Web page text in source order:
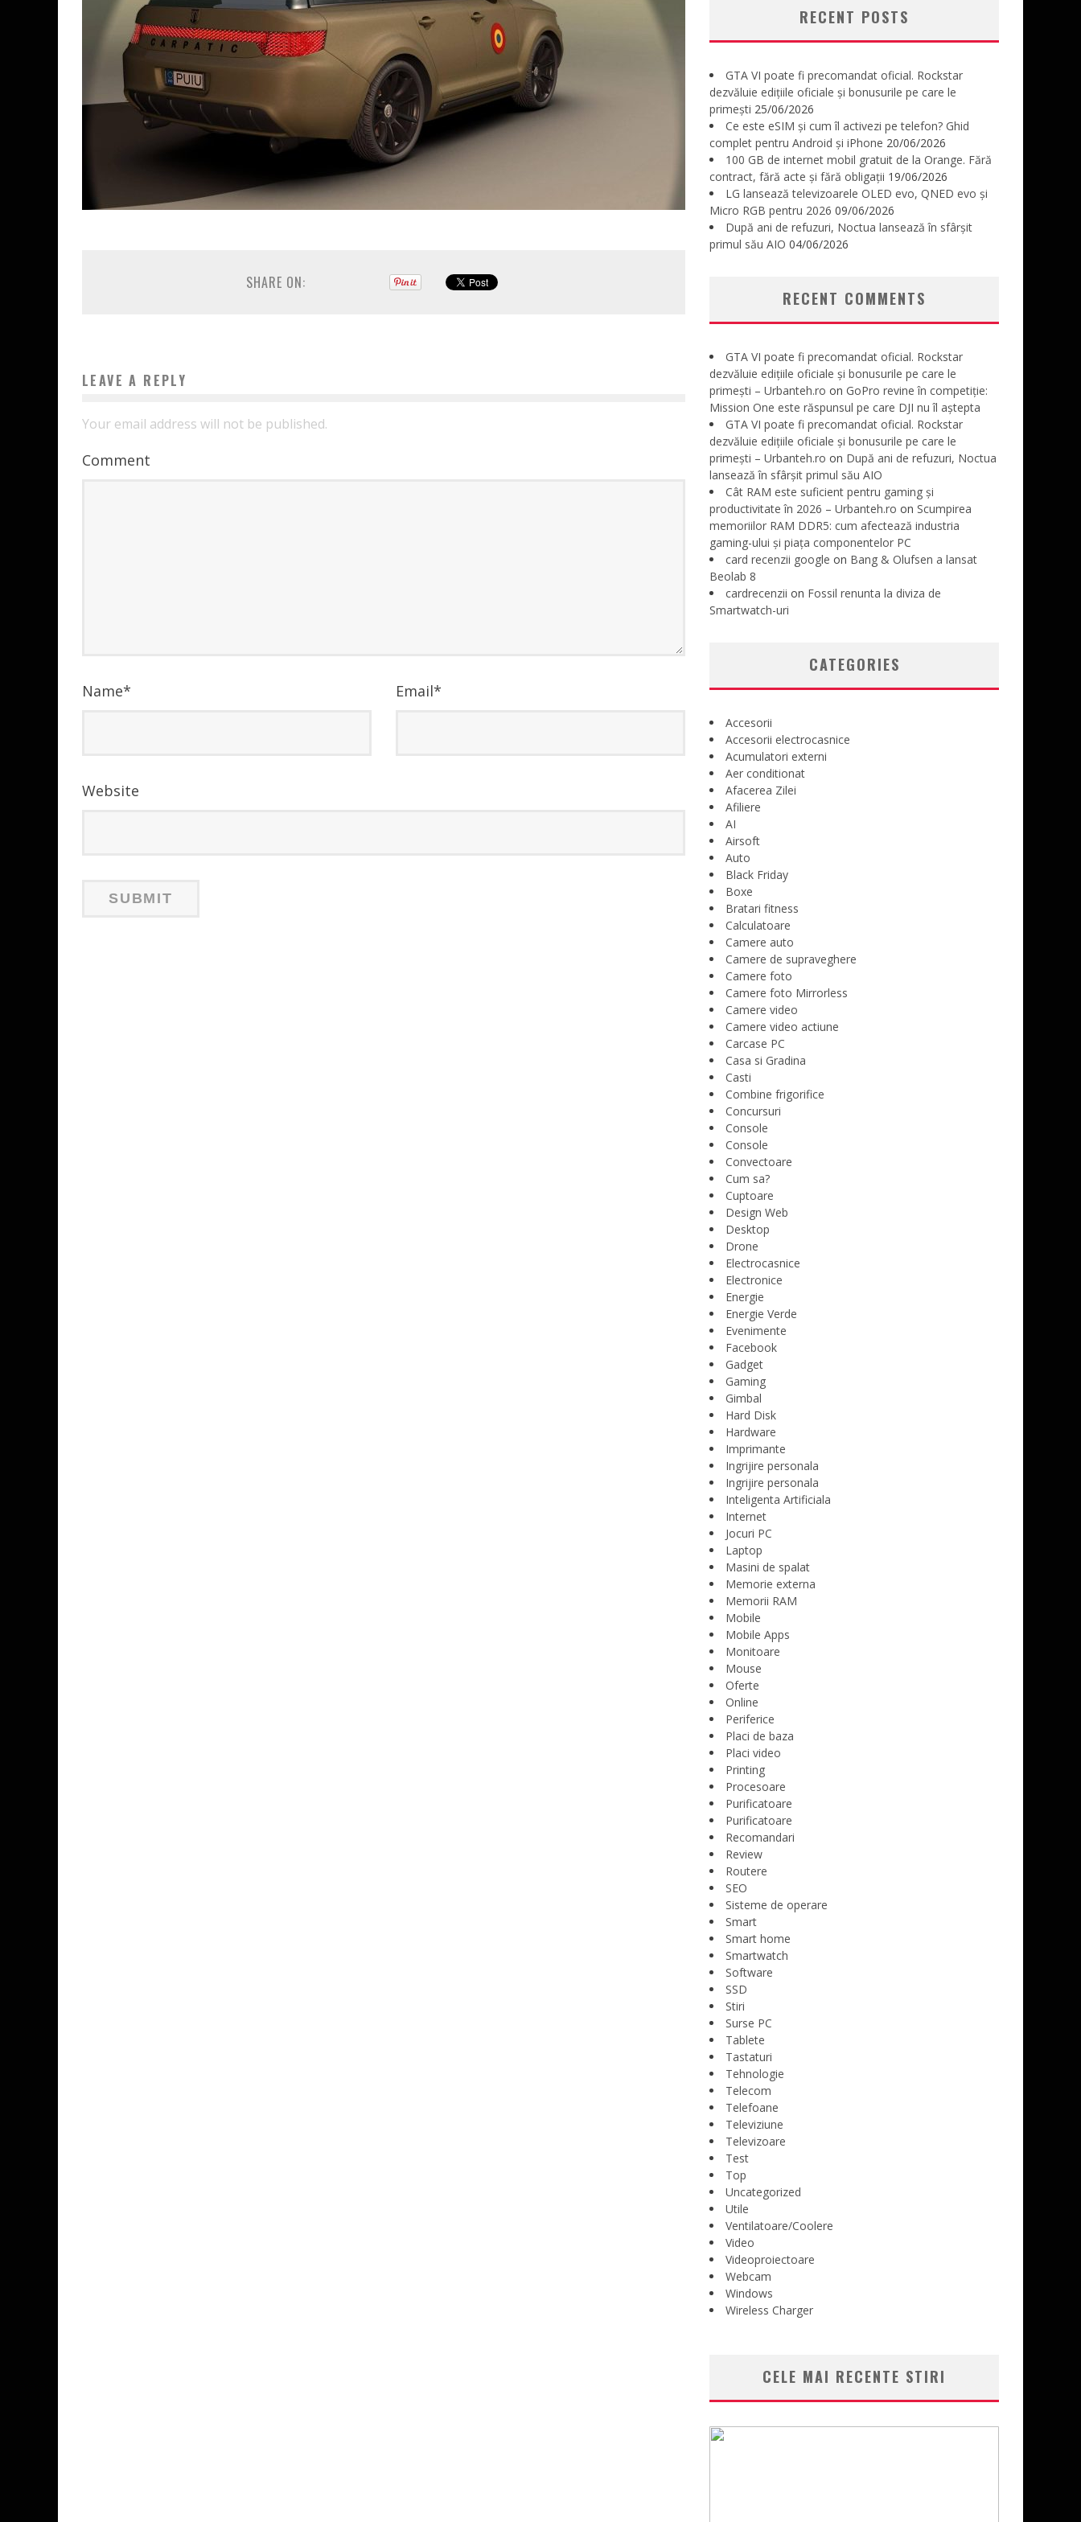
SHARE ON:
LEAVE A REPLY
Your email address will not be published.
Comment
Name* Email*
Website
RECENT POSTS
GTA VI poate fi precomandat oficial. Rockstar
dezvăluie edițiile oficiale și bonusurile pe care le
primești 25/06/2026
Ce este eSIM și cum îl activezi pe telefon? Ghid
complet pentru Android și iPhone 20/06/2026
100 GB de internet mobil gratuit de la Orange. Fără
contract, fără acte și fără obligații 19/06/2026
LG lansează televizoarele OLED evo, QNED evo și
Micro RGB pentru 2026 09/06/2026
După ani de refuzuri, Noctua lansează în sfârșit
primul său AIO 04/06/2026
RECENT COMMENTS
GTA VI poate fi precomandat oficial. Rockstar
dezvăluie edițiile oficiale și bonusurile pe care le
primești – Urbanteh.ro on GoPro revine în competiție:
Mission One este răspunsul pe care DJI nu îl aștepta
GTA VI poate fi precomandat oficial. Rockstar
dezvăluie edițiile oficiale și bonusurile pe care le
primești – Urbanteh.ro on După ani de refuzuri, Noctua
lansează în sfârșit primul său AIO
Cât RAM este suficient pentru gaming și
productivitate în 2026 – Urbanteh.ro on Scumpirea
memoriilor RAM DDR5: cum afectează industria
gaming-ului și piața componentelor PC
card recenzii google on Bang & Olufsen a lansat
Beolab 8
cardrecenzii on Fossil renunta la diviza de
Smartwatch-uri
CATEGORIES
Accesorii
Accesorii electrocasnice
Acumulatori externi
Aer conditionat
Afacerea Zilei
Afiliere
AI
Airsoft
Auto
Black Friday
Boxe
Bratari fitness
Calculatoare
Camere auto
Camere de supraveghere
Camere foto
Camere foto Mirrorless
Camere video
Camere video actiune
Carcase PC
Casa si Gradina
Casti
Combine frigorifice
Concursuri
Console
Console
Convectoare
Cum sa?
Cuptoare
Design Web
Desktop
Drone
Electrocasnice
Electronice
Energie
Energie Verde
Evenimente
Facebook
Gadget
Gaming
Gimbal
Hard Disk
Hardware
Imprimante
Ingrijire personala
Ingrijire personala
Inteligenta Artificiala
Internet
Jocuri PC
Laptop
Masini de spalat
Memorie externa
Memorii RAM
Mobile
Mobile Apps
Monitoare
Mouse
Oferte
Online
Periferice
Placi de baza
Placi video
Printing
Procesoare
Purificatoare
Purificatoare
Recomandari
Review
Routere
SEO
Sisteme de operare
Smart
Smart home
Smartwatch
Software
SSD
Stiri
Surse PC
Tablete
Tastaturi
Tehnologie
Telecom
Telefoane
Televiziune
Televizoare
Test
Top
Uncategorized
Utile
Ventilatoare/Coolere
Video
Videoproiectoare
Webcam
Windows
Wireless Charger
CELE MAI RECENTE STIRI